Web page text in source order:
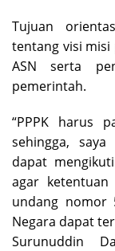
Tujuan
tentang visi misi
ASN serta
pemerintah.
“PPPK harus
sehingga,
dapat
agar
undang nomor
Negara dapat
Surunuddin